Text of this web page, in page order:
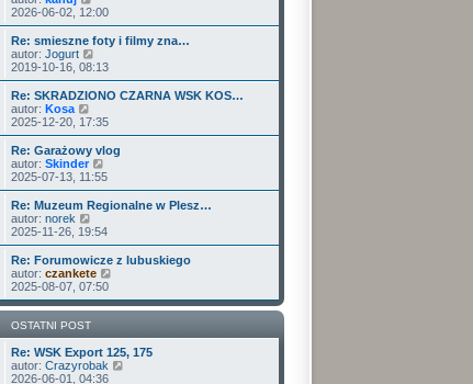
n
a
j
o
s
z
y
p
s
t
y
ś
w
i
e
l
n
a
j
o
w
s
z
y
o
s
t
2026-06-02, 12:00
Re: smieszne foty i filmy zna…
autor: Jogurt
y
ś
w
e
n
a
j
o
s
z
y
p
o
s
2019-10-16, 08:13
Re: SKRADZIONO CZARNA WSK KOS…
autor: Kosa
y
ś
w
e
l
n
a
j
o
w
s
z
s
t
2025-12-20, 17:35
Re: Garażowy vlog
autor: Skinder
y
ś
w
i
e
n
a
j
n
s
z
y
2025-07-13, 11:55
Re: Muzeum Regionalne w Plesz…
autor: norek
y
ś
w
i
e
l
a
j
n
o
2025-11-26, 19:54
Re: Forumowicze z lubuskiego
autor: czankete
ś
w
e
t
l
2025-08-07, 07:50
OSTATNI POST
Re: WSK Export 125, 175
autor: Crazyrobak
2026-06-01, 04:36